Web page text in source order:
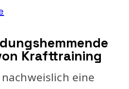
Krafttraining
eine